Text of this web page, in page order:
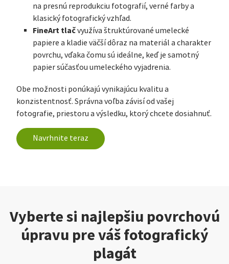
na presnú reprodukciu fotografií, verné farby a
klasický fotografický vzhľad.
FineArt tlačvyužíva štruktúrované umelecké
papiere a kladie väčší dôraz na materiál a charakter
povrchu, vďaka čomu sú ideálne, keď je samotný
papier súčasťou umeleckého vyjadrenia.
Obe možnosti ponúkajú vynikajúcu kvalitu a
konzistentnosť. Správna voľba závisí od vašej
fotografie, priestoru a výsledku, ktorý chcete dosiahnuť.
Navrhnite teraz
Vyberte si najlepšiu povrchovú
úpravu pre váš fotografický
plagát